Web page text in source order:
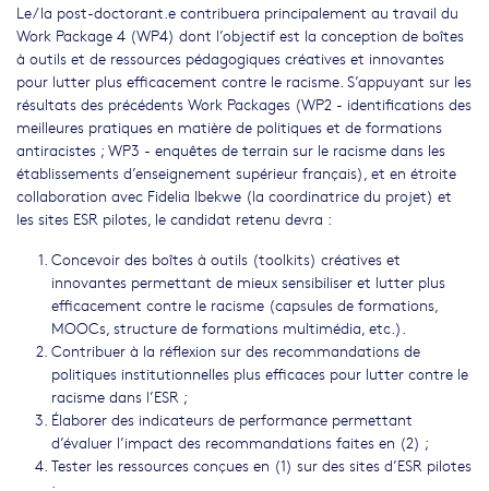
Le/la post-doctorant.e contribuera principalement au travail du
Work Package 4 (WP4) dont l’objectif est la conception de boîtes
à outils et de ressources pédagogiques créatives et innovantes
pour lutter plus efficacement contre le racisme. S’appuyant sur les
résultats des précédents Work Packages (WP2 - identifications des
meilleures pratiques en matière de politiques et de formations
antiracistes ; WP3 - enquêtes de terrain sur le racisme dans les
établissements d’enseignement supérieur français), et en étroite
collaboration avec Fidelia Ibekwe (la coordinatrice du projet) et
les sites ESR pilotes, le candidat retenu devra :
Concevoir des boîtes à outils (toolkits) créatives et
innovantes permettant de mieux sensibiliser et lutter plus
efficacement contre le racisme (capsules de formations,
MOOCs, structure de formations multimédia, etc.).
Contribuer à la réflexion sur des recommandations de
politiques institutionnelles plus efficaces pour lutter contre le
racisme dans l’ESR ;
Élaborer des indicateurs de performance permettant
d’évaluer l’impact des recommandations faites en (2) ;
Tester les ressources conçues en (1) sur des sites d’ESR pilotes